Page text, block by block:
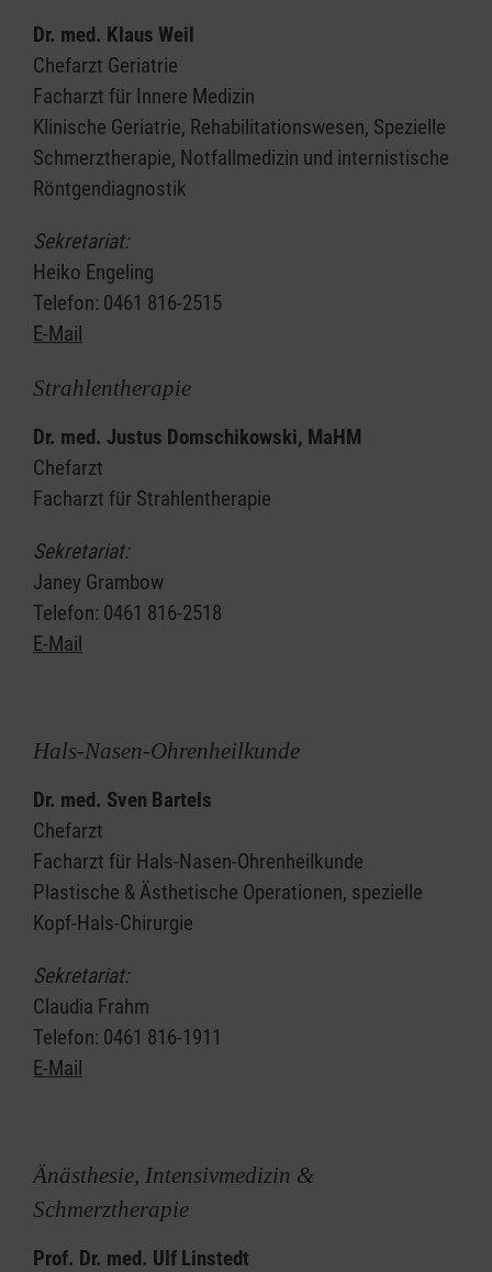
Dr. med. Klaus Weil
Chefarzt Geriatrie
Facharzt für Innere Medizin
Klinische Geriatrie, Rehabilitationswesen, Spezielle
Schmerztherapie, Notfallmedizin und internistische
Röntgendiagnostik
Sekretariat:
Heiko Engeling
Telefon: 0461 816-2515
E-Mail
Strahlentherapie
Dr. med. Justus Domschikowski, MaHM
Chefarzt
Facharzt für Strahlentherapie
Sekretariat:
Janey Grambow
Telefon: 0461 816-2518
E-Mail
Hals-Nasen-Ohrenheilkunde
Dr. med. Sven Bartels
Chefarzt
Facharzt für Hals-Nasen-Ohrenheilkunde
Plastische & Ästhetische Operationen, spezielle
Kopf-Hals-Chirurgie
Sekretariat:
Claudia Frahm
Telefon: 0461 816-1911
E-Mail
Änästhesie, Intensivmedizin &
Schmerztherapie
Prof. Dr. med. Ulf Linstedt